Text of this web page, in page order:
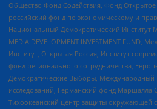
Общество Фонд Содействия, Фонд
российский фонд по экономическому и
Национальный Демократический
MEDIA DEVELOPMENT INVESTMENT FUND,
Институт, Открытая Россия, Институт
фонд регионального сотрудничества,
Демократические Выборы, Международный
исследований, Германский фонд Маршалла
Тихоокеанский центр защиты окружающей